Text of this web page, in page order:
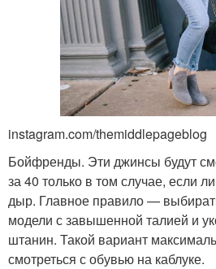
instagram.com/themiddlepageblog
Бойфренды. Эти джинсы будут
за 40 только в том случае, если
дыр. Главное правило —
модели с завышенной талией и
штанин. Такой вариант
смотреться с обувью на каблуке.